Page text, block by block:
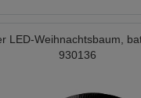
LED-Weihnachtsbaum,
930136